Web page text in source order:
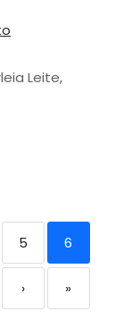
Leite,
5 6
› »